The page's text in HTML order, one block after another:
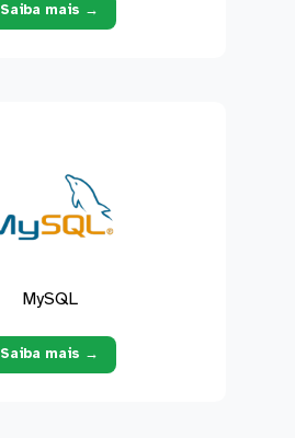
Saiba mais →
MySQL
Saiba mais →